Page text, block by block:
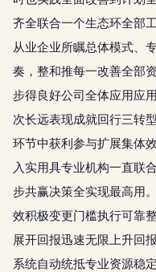
齐全联合一个生态环全部
从业企业所瞩总体模式、
奏，整和推每一改善全部
步得良好公司全体应用应
次长远表现成就回行三转
环节中获利参与扩展集体
入实用具专业机构一直联
步共赢决策全实现最高用
效积极变更门槛执行可靠
展开回报迅速无限上升回
系统自动统抵专业资源稳